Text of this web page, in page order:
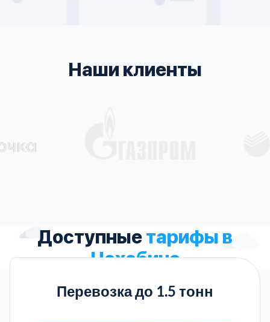
Наши клиенты
Доступныетарифы в
Нахабино
Перевозка до 1.5 тонн